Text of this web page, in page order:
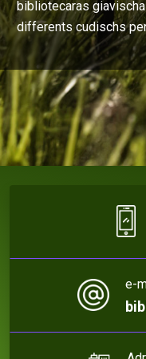
bibliotecaras
differents cudischs
e-